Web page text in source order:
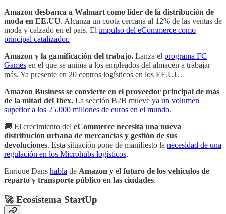
Amazon desbanca a Walmart como líder de la distribución de
moda en EE.UU. Alcanza un cuota cercana al 12% de las ventas de
moda y calzado en el país. El impulso del eCommerce como
principal catalizador.
Amazon y la gamificación del trabajo. Lanza el programa FC
Games en el que se anima a los empleados del almacén a trabajar
más. Ya presente en 20 centros logísticos en los EE.UU.
Amazon Business se convierte en el proveedor principal de más
de la mitad del Ibex. La sección B2B mueve ya un volumen
superior a los 25.000 millones de euros en el mundo.
🚚 El crecimiento del eCommerce necesita una nueva
distribución urbana de mercancías y gestión de sus
devoluciones. Esta situación pone de manifiesto la necesidad de una
regulación en los Microhubs logísticos.
Enrique Dans habla de Amazon y el futuro de los vehículos de
reparto y transporte público en las ciudades.
🚀 Ecosistema StartUp